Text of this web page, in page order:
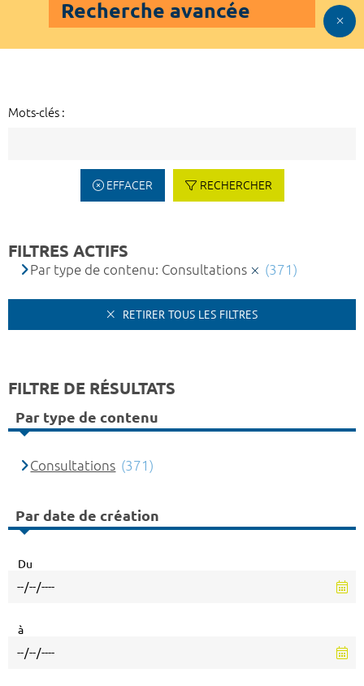
Recherche avancée
Mots-clés :
EFFACER RECHERCHER
FILTRES ACTIFS
Par type de contenu: Consultations (371)
RETIRER TOUS LES FILTRES
FILTRE DE RÉSULTATS
Par type de contenu
Consultations (371)
Par date de création
Du
à